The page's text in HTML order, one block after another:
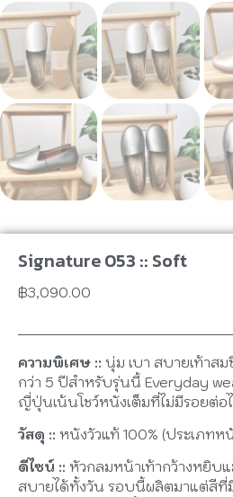
Signature 053 :: Soft
฿3,090.00
ความพิเศษ :: นุ่ม เบา สบายเท้าส
กว่า 5 ปีสำหรับรุ่นนี้ Everyday
ญี่ปุ่นเน้นโชว์หนังเต็มที่ไม่มีรอยต่อไ
วัสดุ :: หนังวัวแท้ 100% (ประเภทห
ดีไซน์ :: หัวกลมหน้าเท้ากว้างหยิบ
สบายได้ทั้งวัน รอบนี้ผลิตมาแต่สีที่